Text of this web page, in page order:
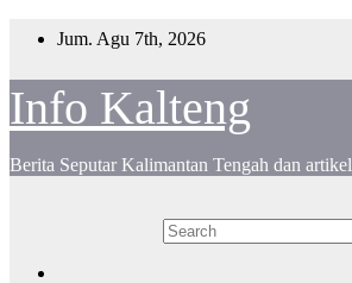
Jum. Agu 7th, 2026
Info Kalteng
Berita Seputar Kalimantan Tengah dan artikel